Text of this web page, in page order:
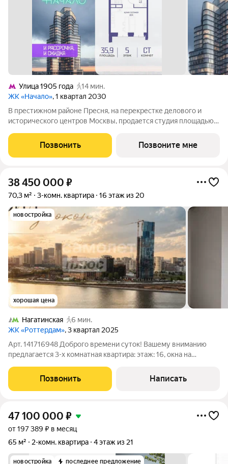
Улица 1905 года
14 мин.
ЖК «Начало», 1 квартал 2030
В престижном районе Пресня, на перекрестке делового и
исторического центров Москвы, продается студия площадью
этажного дома, в новом элитном жилом комплексе «Начало»
от девелопера «Донстрой».
Позвонить Позвоните мне
38 450 000 ₽
70,3 м² 3-комн. квартира 16 этаж из 20
новостройка
хорошая цена
Нагатинская
6 мин.
ЖК «Роттердам», 3 квартал 2025
Арт. 141716948 Доброго времени суток! Вашему вниманию
предлагается 3-х комнатная квартира: этаж: 16, окна на
box от застройщика изолированная планировка: мастер -
спальня для родителей с
Позвонить Написать
47 100 000 ₽
от 197 389 ₽ в месяц
65 м²
2-комн. квартира 4 этаж из 21
новостройка последнее предложение